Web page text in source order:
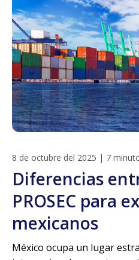
8 de octubre del 2025 | 7
Diferencias
PROSEC para
mexicanos
México ocupa un lugar